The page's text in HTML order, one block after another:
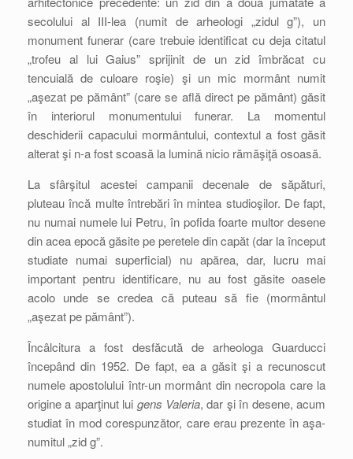
secolului al III-lea (numit de arheologi „zidul g”), un
monument funerar (care trebuie identificat cu deja citatul
„trofeu al lui Gaius” sprijinit de un zid îmbrăcat cu
tencuială de culoare roşie) şi un mic mormânt numit
„aşezat pe pământ” (care se află direct pe pământ) găsit
în interiorul monumentului funerar. La momentul
deschiderii capacului mormântului, contextul a fost găsit
alterat şi n-a fost scoasă la lumină nicio rămăşiţă osoasă.
La sfârşitul acestei campanii decenale de săpături,
pluteau încă multe întrebări în mintea studioşilor. De fapt,
nu numai numele lui Petru, în pofida foarte multor desene
din acea epocă găsite pe peretele din capăt (dar la început
studiate numai superficial) nu apărea, dar, lucru mai
important pentru identificare, nu au fost găsite oasele
acolo unde se credea că puteau să fie (mormântul
„aşezat pe pământ”).
Încâlcitura a fost desfăcută de arheologa Guarducci
începând din 1952. De fapt, ea a găsit şi a recunoscut
numele apostolului într-un mormânt din necropola care la
origine a aparţinut lui gens Valeria, dar şi în desene, acum
studiat în mod corespunzător, care erau prezente în aşa-
numitul „zid g”.